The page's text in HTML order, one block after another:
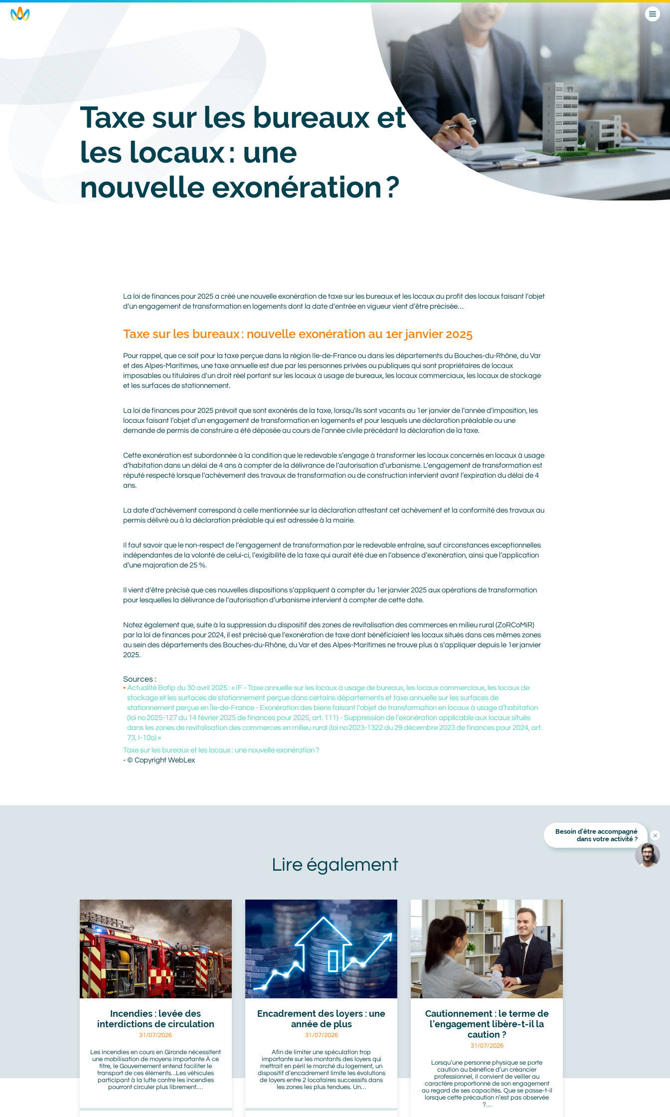
Skip
Image
Taxe sur les bureaux et
les locaux : une
nouvelle exonération ?
Body
La loi de finances pour 2025 a créé une nouvelle exonération de taxe sur les bureaux et les locaux au profit des locaux faisant l’objet
d’un engagement de transformation en logements dont la date d’entrée en vigueur vient d’être précisée…
Taxe sur les bureaux : nouvelle exonération au 1er janvier 2025
Pour rappel, que ce soit pour la taxe perçue dans la région Ile-de-France ou dans les départements du Bouches-du-Rhône, du Var
et des Alpes-Maritimes, une taxe annuelle est due par les personnes privées ou publiques qui sont propriétaires de locaux
imposables ou titulaires d'un droit réel portant sur les locaux à usage de bureaux, les locaux commerciaux, les locaux de stockage
et les surfaces de stationnement.
La loi de finances pour 2025 prévoit que sont exonérés de la taxe, lorsqu’ils sont vacants au 1er janvier de l’année d’imposition, les
locaux faisant l’objet d’un engagement de transformation en logements et pour lesquels une déclaration préalable ou une
demande de permis de construire a été déposée au cours de l’année civile précédant la déclaration de la taxe.
Cette exonération est subordonnée à la condition que le redevable s’engage à transformer les locaux concernés en locaux à usage
d’habitation dans un délai de 4 ans à compter de la délivrance de l’autorisation d’urbanisme. L’engagement de transformation est
réputé respecté lorsque l’achèvement des travaux de transformation ou de construction intervient avant l’expiration du délai de 4
ans.
La date d’achèvement correspond à celle mentionnée sur la déclaration attestant cet achèvement et la conformité des travaux au
permis délivré ou à la déclaration préalable qui est adressée à la mairie.
Il faut savoir que le non-respect de l’engagement de transformation par le redevable entraîne, sauf circonstances exceptionnelles
indépendantes de la volonté de celui-ci, l’exigibilité de la taxe qui aurait été due en l’absence d’exonération, ainsi que l’application
d’une majoration de 25 %.
Il vient d’être précisé que ces nouvelles dispositions s’appliquent à compter du 1er janvier 2025 aux opérations de transformation
pour lesquelles la délivrance de l’autorisation d’urbanisme intervient à compter de cette date.
Notez également que, suite à la suppression du dispositif des zones de revitalisation des commerces en milieu rural (ZoRCoMiR)
par la loi de finances pour 2024, il est précisé que l’exonération de taxe dont bénéficiaient les locaux situés dans ces mêmes zones
au sein des départements des Bouches-du-Rhône, du Var et des Alpes-Maritimes ne trouve plus à s’appliquer depuis le 1er janvier
2025.
Sources :
Actualité Bofip du 30 avril 2025 : « IF - Taxe annuelle sur les locaux à usage de bureaux, les locaux commerciaux, les locaux de
stockage et les surfaces de stationnement perçue dans certains départements et taxe annuelle sur les surfaces de
stationnement perçue en Île-de-France - Exonération des biens faisant l’objet de transformation en locaux à usage d’habitation
(loi no 2025-127 du 14 février 2025 de finances pour 2025, art. 111) - Suppression de l’exonération applicable aux locaux situés
dans les zones de revitalisation des commerces en milieu rural (loi no 2023-1322 du 29 décembre 2023 de finances pour 2024, art.
73, I-10o) »
Taxe sur les bureaux et les locaux : une nouvelle exonération ?
- © Copyright WebLex
À
voir
aussi
Incendies : levée des
interdictions de circulation
31/07/2026
Les incendies en cours en Gironde nécessitent
une mobilisation de moyens importante À ce
titre, le Gouvernement entend faciliter le
transport de ces éléments…Les véhicules
participant à la lutte contre les incendies
pourront circuler plus librement.…
Encadrement des loyers : une
année de plus
31/07/2026
Afin de limiter une spéculation trop
importante sur les montants des loyers qui
mettrait en péril le marché du logement, un
dispositif d’encadrement limite les évolutions
de loyers entre 2 locataires successifs dans
les zones les plus tendues. Un…
Cautionnement : le terme de
l’engagement libère-t-il la
caution ?
31/07/2026
Lorsqu’une personne physique se porte
caution au bénéfice d’un créancier
professionnel, il convient de veiller au
caractère proportionné de son engagement
au regard de ses capacités. Que se passe-t-il
lorsque cette précaution n’est pas observée
?…
Image
Image
Titre
Besoin d’être accompagné
dans votre activité ?
Prénom Nom
En cliquant sur Valider, vous avez lu
Mozaik de cesser toute
communication avec moi à tout
moment. J'accepte de recevoir des